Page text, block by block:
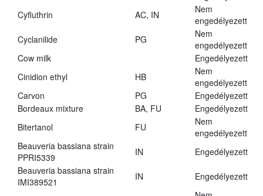
Cyfluthrin
AC, IN
Nem
engedélyezett
Cyclanilide
PG
Nem
engedélyezett
Cow milk
Engedélyezett
Cinidion ethyl
HB
Nem
engedélyezett
Carvon
PG
Engedélyezett
Bordeaux mixture
BA, FU
Engedélyezett
Bitertanol
FU
Nem
engedélyezett
Beauveria bassiana strain
PPRI5339
IN
Engedélyezett
Beauveria bassiana strain
IMI389521
IN Engedélyezett